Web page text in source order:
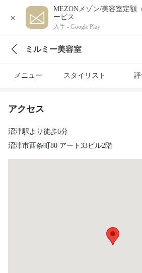
×
MEZONメゾン/美容室定額
ービス
入手 - Google Play
ミルミー美容室
メニュー スタイリスト 評
アクセス
沼津駅より徒歩6分
沼津市西条町80 アート33ビル2階